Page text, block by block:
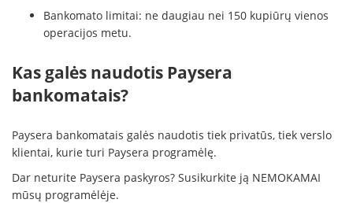
Bankomato limitai: ne daugiau nei 150 kupiūrų vienos
operacijos metu.
Kas galės naudotis Paysera
bankomatais?
Paysera bankomatais galės naudotis tiek privatūs, tiek verslo
klientai, kurie turi Paysera programėlę.
Dar neturite Paysera paskyros? Susikurkite ją NEMOKAMAI
mūsų programėlėje.